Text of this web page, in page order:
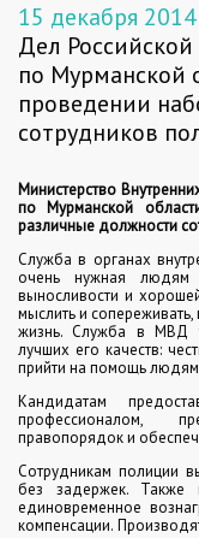
15 декабря
Дел
по Мурманской
проведении
сотрудников
Министерство
по Мурманской
различные должности
Служба в органах
очень нужная людям
выносливости и
мыслить и
жизнь. Служба в МВД
лучших его качеств:
прийти на помощь
Кандидатам
профессионалом,
правопорядок и
Сотрудникам полиции
без задержек. Также
единовременное
компенсации.